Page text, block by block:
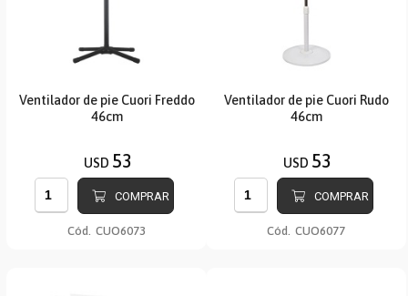
Ventilador de pie Cuori Freddo
46cm
USD 53
COMPRAR
Cód. CUO6073
Ventilador de pie Cuori Rudo
46cm
USD 53
COMPRAR
Cód. CUO6077